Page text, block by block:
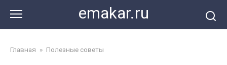
контенту
emakar.ru
Главная » Полезные советы